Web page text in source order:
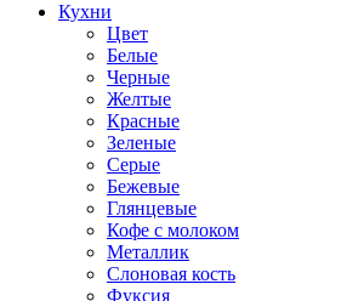
Кухни
Цвет
Белые
Черные
Желтые
Красные
Зеленые
Серые
Бежевые
Глянцевые
Кофе с молоком
Металлик
Слоновая кость
Фуксия